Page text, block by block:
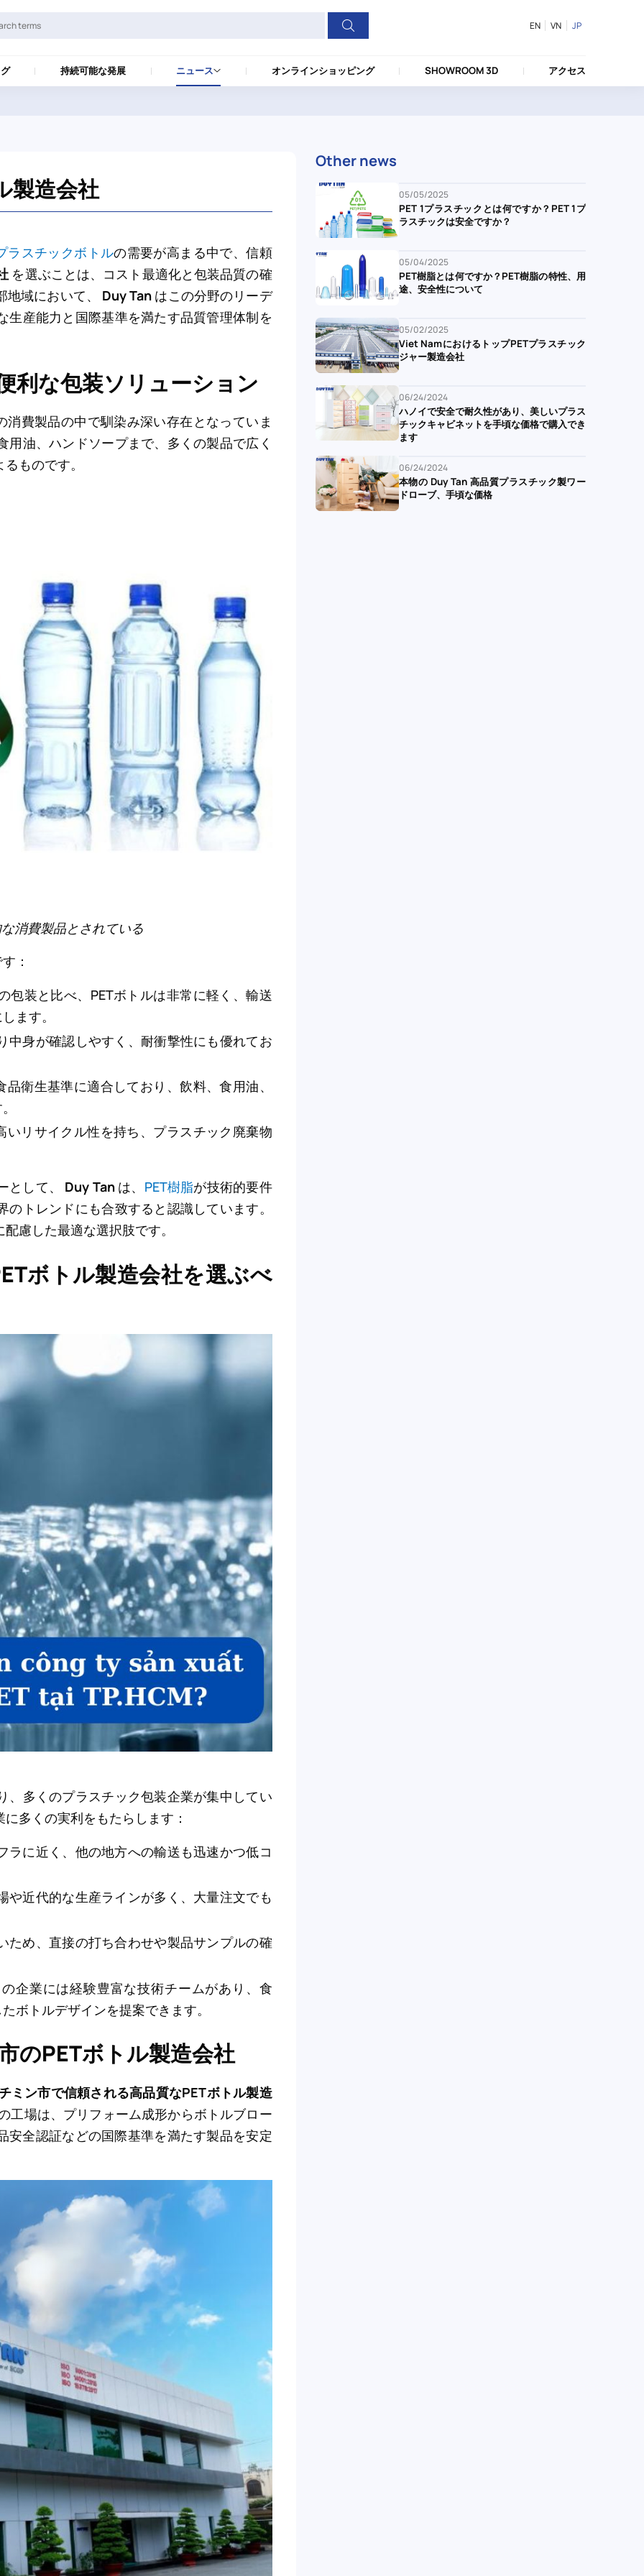
EN VN JP
持続可能な発展 ニュース オンラインショッピング SHOWROOM 3D アクセス
製造会社
ラスチックボトルの需要が高まる中で、信頼
を選ぶことは、コスト最適化と包装品質の確
域において、 Duy Tan はこの分野のリーデ
生産能力と国際基準を満たす品質管理体制を
利な包装ソリューション
費製品の中で馴染み深い存在となっていま
油、ハンドソープまで、多くの製品で広く
ものです。
消費製品とされている
：
包装と比べ、PETボトルは非常に軽く、輸送
ます。
中身が確認しやすく、耐衝撃性にも優れてお
品衛生基準に適合しており、飲料、食用油、
いリサイクル性を持ち、プラスチック廃棄物
として、 Duy Tan は、 PET樹脂が技術的要件
トレンドにも合致すると認識しています。
慮した最適な選択肢です。
ボトル製造会社を選ぶべ
、多くのプラスチック包装企業が集中してい
多くの実利をもたらします：
ラに近く、他の地方への輸送も迅速かつ低コ
や近代的な生産ラインが多く、大量注文でも
ため、直接の打ち合わせや製品サンプルの確
企業には経験豊富な技術チームがあり、食
ボトルデザインを提案できます。
のPETボトル製造会社
ミン市で信頼される高品質なPETボトル製造
工場は、プリフォーム成形からボトルブロー
安全認証などの国際基準を満たす製品を安定
Other news
05/05/2025
PET 1プラスチックとは何ですか？PET 1プ
ラスチックは安全ですか？
05/04/2025
PET樹脂とは何ですか？PET樹脂の特性、用
途、安全性について
05/02/2025
Viet NamにおけるトップPETプラスチック
ジャー製造会社
06/24/2024
ハノイで安全で耐久性があり、美しいプラス
チックキャビネットを手頃な価格で購入でき
ます
06/24/2024
本物の Duy Tan 高品質プラスチック製ワー
ドローブ、手頃な価格